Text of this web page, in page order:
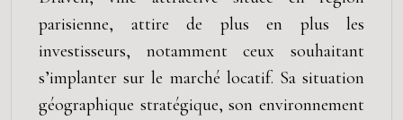
parisienne, attire de plus en plus les
investisseurs, notamment ceux souhaitant
s’implanter sur le marché locatif. Sa situation
géographique stratégique, son environnement